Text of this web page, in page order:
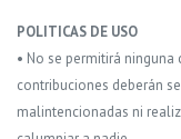
POLITICAS DE USO
• No se permitirá
contribuciones deberán
malintencionadas ni